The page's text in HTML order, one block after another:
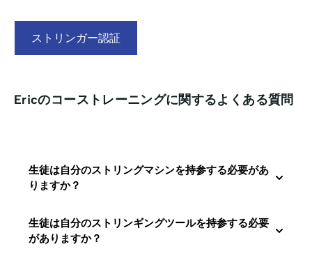
ストリンガー認証
Ericのコーストレーニングに関するよくある質問
生徒は自分のストリングマシンを持参する必要があ
りますか？
生徒は自分のストリンギングツールを持参する必要
がありますか？